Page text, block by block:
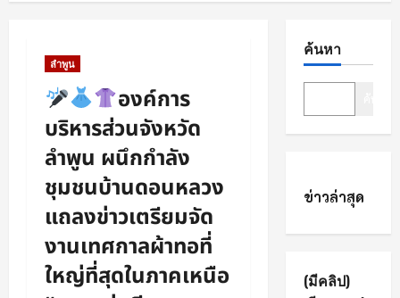
ลำพูน
องค์การ
บริหารส่วนจังหวัด
ลำพูน ผนึกกำลัง
ชุมชนบ้านดอนหลวง
แถลงข่าวเตรียมจัด
งานเทศกาลผ้าทอที่
ใหญ่ที่สุดในภาคเหนือ
ค้นหา
ข่าวล่าสุด
(มีคลิป)